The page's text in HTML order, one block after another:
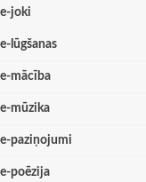
e-joki
e-lūgšanas
e-mācība
e-mūzika
e-paziņojumi
e-poēzija